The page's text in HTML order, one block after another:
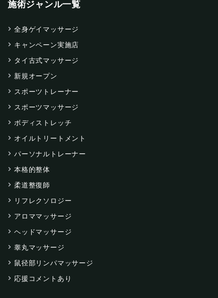
施術ジャンル一覧
全身ゲイマッサージ
キャンペーン実施店
タイ古式マッサージ
新規オープン
スポーツトレーナー
スポーツマッサージ
ボディストレッチ
オイルトリートメント
パーソナルトレーナー
本格的整体
柔道整復師
リフレクソロジー
アロママッサージ
ヘッドマッサージ
睾丸マッサージ
鼠径部リンパマッサージ
応援コメントあり